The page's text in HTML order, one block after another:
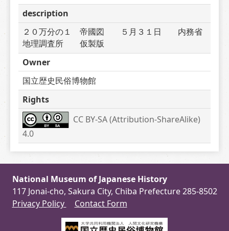
description
２０万分の１　帝國図　　５月３１日　　内務省
地理調査所　　仮製版
Owner
国立歴史民俗博物館
Rights
CC BY-SA (Attribution-ShareAlike)
4.0
National Museum of Japanese History
117 Jonai-cho, Sakura City, Chiba Prefecture 285-8502
Privacy Policy
Contact Form